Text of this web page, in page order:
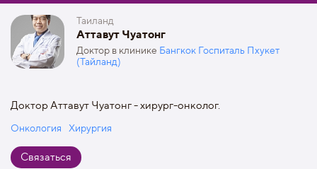
Таиланд
Аттавут Чуатонг
Доктор в клинике Бангкок Госпиталь Пхукет
(Тайланд)
Доктор Аттавут Чуатонг - хирург-онколог.
Онкология Хирургия
Связаться